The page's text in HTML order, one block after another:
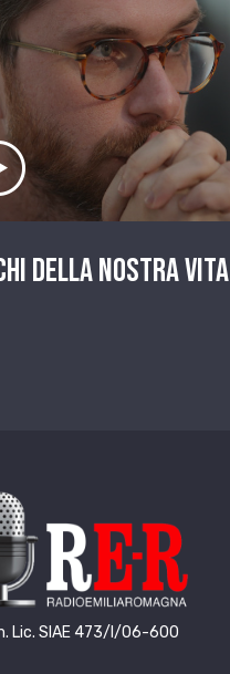
Ascolta il servizio
della nostra vita
Lic. SIAE 473/I/06-600